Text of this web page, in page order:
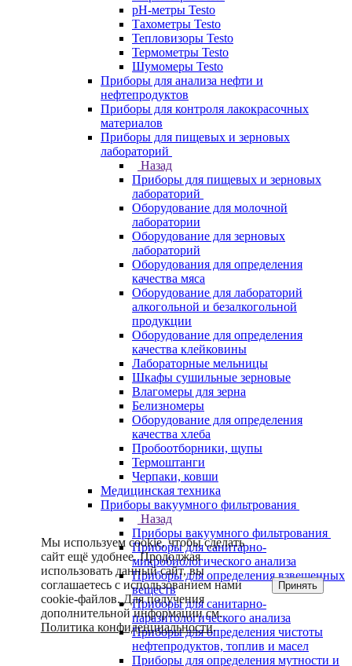
pH-метры Testo
Тахометры Testo
Тепловизоры Testo
Термометры Testo
Шумомеры Testo
Приборы для анализа нефти и
нефтепродуктов
Приборы для контроля лакокрасочных
материалов
Приборы для пищевых и зерновых
лабораторий
Назад
Приборы для пищевых и зерновых
лабораторий
Оборудование для молочной
лаборатории
Оборудование для зерновых
лабораторий
Оборудования для определения
качества мяса
Оборудование для лабораторий
алкогольной и безалкогольной
продукции
Оборудование для определения
качества клейковины
Лабораторные мельницы
Шкафы сушильные зерновые
Влагомеры для зерна
Белизномеры
Оборудование для определения
качества хлеба
Пробоотборники, щупы
Термоштанги
Черпаки, ковши
Медицинская техника
Приборы вакуумного фильтрования
Назад
Приборы вакуумного фильтрования
Приборы для санитарно-
микробиологического анализа
Приборы для определения взвешенных
веществ
Приборы для санитарно-
паразитологического анализа
Приборы для определения чистоты
нефтепродуктов, топлив и масел
Приборы для определения мутности и
Мы используем cookie, чтобы сделать
сайт ещё удобнее. Продолжая
использовать данный сайт, вы
соглашаетесь с использованием нами
cookie-файлов. Для получения
дополнительной информации см.
Политика конфиденциальности.
Принять